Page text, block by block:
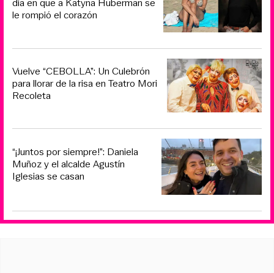
le rompió el corazón
Vuelve “CEBOLLA”: Un Culebrón
para llorar de la risa en Teatro Mori
Recoleta
“¡Juntos por siempre!”: Daniela
Muñoz y el alcalde Agustín
Iglesias se casan